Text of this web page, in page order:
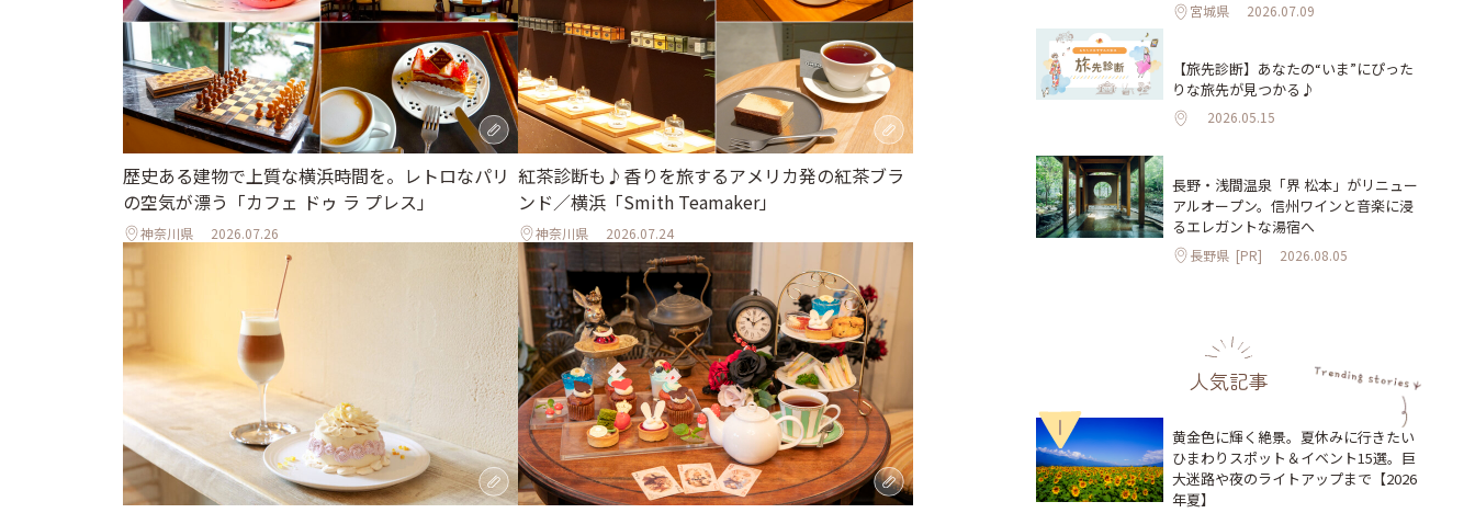
歴史ある建物で上質な横浜時間を。レトロなパリ
の空気が漂う「カフェ ドゥ ラ プレス」
神奈川県 2026.07.26
紅茶診断も♪香りを旅するアメリカ発の紅茶ブラ
ンド／横浜「Smith Teamaker」
神奈川県 2026.07.24
宮城県 2026.07.09
【旅先診断】あなたの“いま”にぴった
りな旅先が見つかる♪
2026.05.15
長野・浅間温泉「界 松本」がリニュー
アルオープン。信州ワインと音楽に浸
るエレガントな湯宿へ
長野県 [PR] 2026.08.05
人気記事
1
黄金色に輝く絶景。夏休みに行きたい
ひまわりスポット＆イベント15選。巨
大迷路や夜のライトアップまで【2026
年夏】